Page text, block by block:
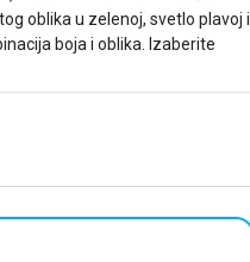
oblika u zelenoj, svetlo plavoj i
boja i oblika. Izaberite